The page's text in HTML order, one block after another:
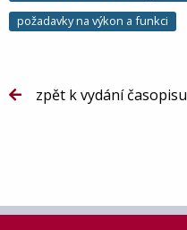
požadavky na výkon a funkci
zpět k vydání časopisu